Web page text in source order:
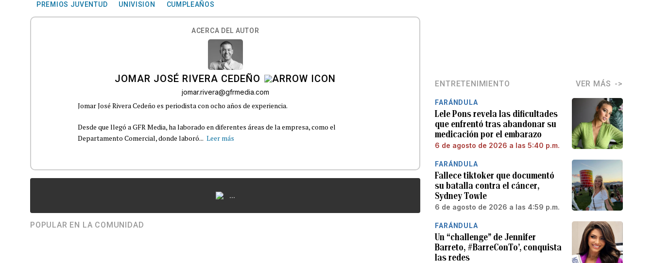
PREMIOS JUVENTUD UNIVISION CUMPLEAÑOS
ACERCA DEL AUTOR
JOMAR JOSÉ RIVERA CEDEÑO
jomar.rivera@gfrmedia.com
Jomar José Rivera Cedeño es periodista con ocho años de experiencia.
Desde que llegó a GFR Media, ha laborado en diferentes áreas de la empresa, como el
Departamento Comercial, donde laboró... Leer más
...
POPULAR EN LA COMUNIDAD
ENTRETENIMIENTO VER MÁS
FARÁNDULA
Lele Pons revela las dificultades
que enfrentó tras abandonar su
medicación por el embarazo
6 de agosto de 2026 a las 5:40 p.m.
FARÁNDULA
Fallece tiktoker que documentó
su batalla contra el cáncer,
Sydney Towle
6 de agosto de 2026 a las 4:59 p.m.
FARÁNDULA
Un “challenge” de Jennifer
Barreto, #BarreConTo’, conquista
las redes